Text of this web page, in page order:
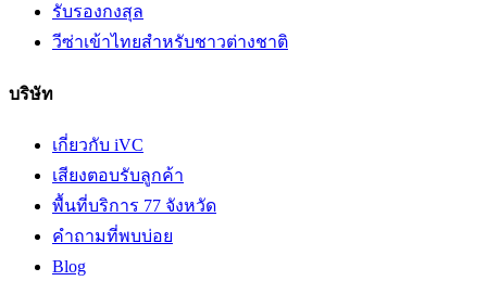
รับรองกงสุล
วีซ่าเข้าไทยสำหรับชาวต่างชาติ
บริษัท
เกี่ยวกับ iVC
เสียงตอบรับลูกค้า
พื้นที่บริการ 77 จังหวัด
คำถามที่พบบ่อย
Blog